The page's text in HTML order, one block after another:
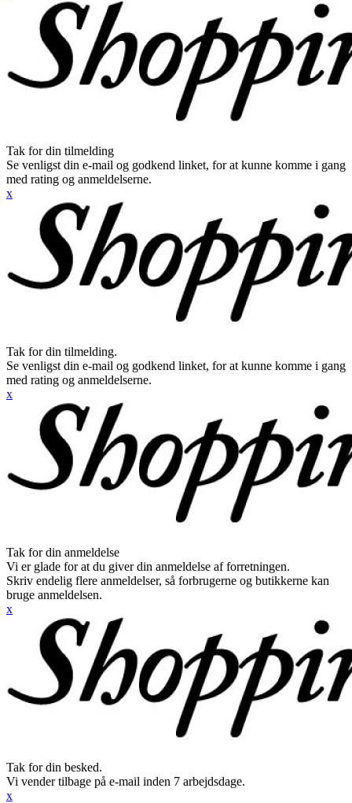
Tak for din tilmelding
Se venligst din e-mail og godkend linket, for at kunne komme i gang
med rating og anmeldelserne.
x
Tak for din tilmelding.
Se venligst din e-mail og godkend linket, for at kunne komme i gang
med rating og anmeldelserne.
x
Tak for din anmeldelse
Vi er glade for at du giver din anmeldelse af forretningen.
Skriv endelig flere anmeldelser, så forbrugerne og butikkerne kan
bruge anmeldelsen.
x
Tak for din besked.
Vi vender tilbage på e-mail inden 7 arbejdsdage.
x